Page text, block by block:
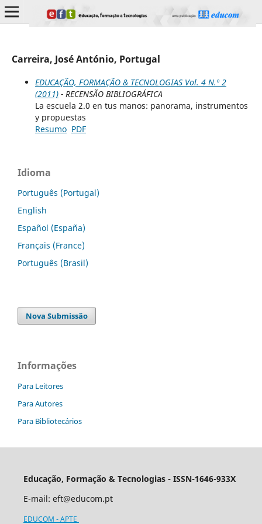
Carreira, José António, Portugal
EDUCAÇÃO, FORMAÇÃO & TECNOLOGIAS Vol. 4 N.º 2
(2011)- RECENSÃO BIBLIOGRÁFICA
La escuela 2.0 en tus manos: panorama, instrumentos
y propuestas
Resumo PDF
Idioma
Português (Portugal)
English
Español (España)
Français (France)
Português (Brasil)
Nova Submissão
Informações
Para Leitores
Para Autores
Para Bibliotecários
Educação, Formação & Tecnologias - ISSN-1646-933X
E-mail: eft@educom.pt
EDUCOM - APTE